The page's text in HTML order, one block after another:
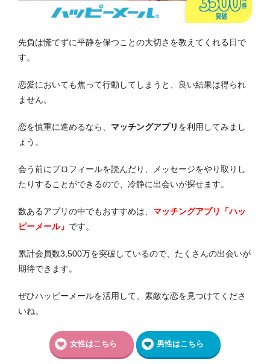
先負は慌てずに平静を保つことの大切さを教えてくれる日で
す。
恋愛においても焦って行動してしまうと、良い結果は得られ
ません。
恋を慎重に進めるなら、 マッチングアプリ を利用してみまし
ょう。
会う前にプロフィールを読んだり、メッセージをやり取りし
たりすることができるので、冷静に出会いが探せます。
数あるアプリの中でもおすすめは、 マッチングアプリ「ハッ
ピーメール」 です。
累計会員数3,500万を突破しているので、たくさんの出会いが
期待できます。
ぜひハッピーメールを活用して、素敵な恋を見つけてくださ
いね。
女性はこちら 男性はこちら